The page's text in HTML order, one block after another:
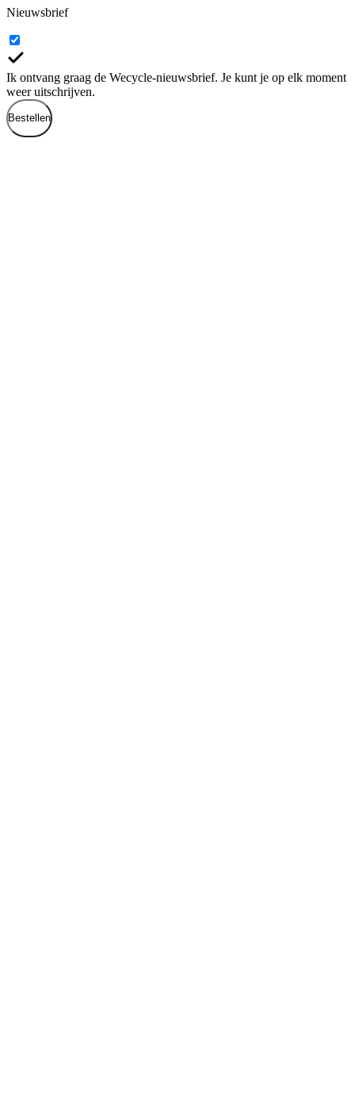
Nieuwsbrief
Ik ontvang graag de Wecycle-nieuwsbrief. Je kunt je op elk moment
weer uitschrijven.
Bestellen